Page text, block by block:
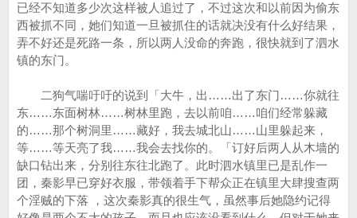
已经不知道多少次这样被人追过了，不过这次和以前因为偷东
西被抓不同，她们知道一旦被抓住的话就决没有什么好结果，
弄不好还是死路一条，所以两人没命的奔跑，很快就到了泗水
镇的东门。
二狗气喘吁吁的说到「大牛，出……出了东门……你就往
东……东面树林……树林里跑，去以前咱……咱们经常躲藏
的……那个树洞里……藏好，我去城北山……山里躲起来，
等……等天亮了我……我会去找你的。「订好后两人从木墙的
缺口钻出来，分别往东往北跑了。此时泗水镇里已是乱作一
团，秦影早已穿好衣服，带领着手下帮众正在镇里大肆搜查两
个淫贼的下落 ，这次秦影真的很生气，虽然事后她隐约记得